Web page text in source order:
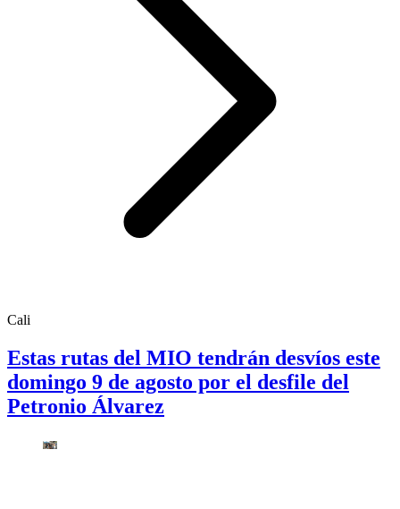
Cali
Estas rutas del MIO tendrán desvíos este
domingo 9 de agosto por el desfile del
Petronio Álvarez